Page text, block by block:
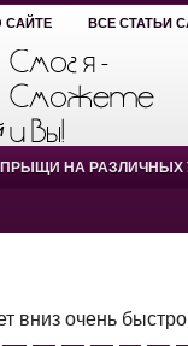
САЙТЕ ВСЕ СТАТЬИ
ПРЫЩИ НА РАЗЛИЧНЫХ
вниз очень быстро